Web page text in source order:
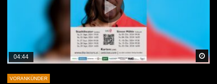
04:44
VORANKÜNDER